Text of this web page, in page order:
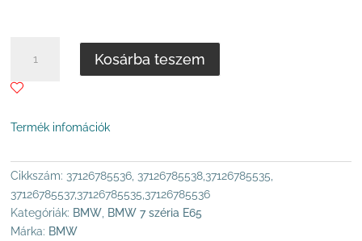
.000 Ft
E66
EDC
MENNYISÉG
Kosárba teszem
Termék infomációk
Cikkszám: 37126785536, 37126785538,37126785535,
37126785537,37126785535,37126785536
Kategóriák: BMW BMW 7 széria E65
Márka: BMW